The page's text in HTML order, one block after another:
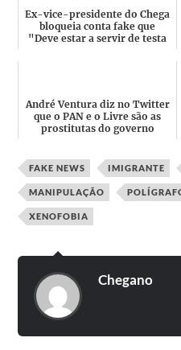
Ex-vice-presidente do Chega
bloqueia conta fake que
"Deve estar a servir de testa
André Ventura diz no Twitter
que o PAN e o Livre são as
prostitutas do governo
FAKE NEWS IMIGRANTE
MANIPULAÇÃO
XENOFOBIA
Chegano